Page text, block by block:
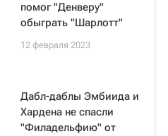
помог "Денверу"
обыграть "Шарлотт"
12 февраля 2023
Дабл-даблы Эмбиида и
Хардена не спасли
"Филадельфию" от